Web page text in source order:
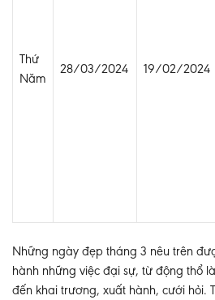
Thứ
Năm
28/03/2024 19/02/2024
Những ngày đẹp tháng 3 nêu trên
hành những việc đại sự, từ động thổ
đến khai trương, xuất hành, cưới hỏi.